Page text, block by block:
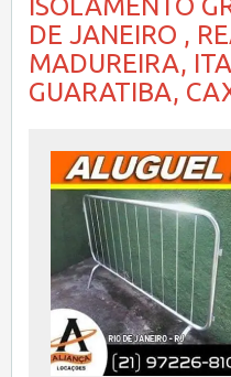
ISOLAMENTO
DE JANEIRO ,
MADUREIRA,
GUARATIBA,